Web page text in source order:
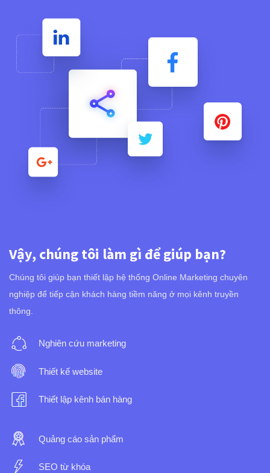
Vậy, chúng tôi làm gì để giúp bạn?
Chúng tôi giúp bạn thiết lập hệ thống Online Marketing chuyên
nghiệp để tiếp cận khách hàng tiềm năng ở mọi kênh truyền
thông.
Nghiên cứu marketing
Thiết kế website
Thiết lập kênh bán hàng
Quảng cáo sản phẩm
SEO từ khóa